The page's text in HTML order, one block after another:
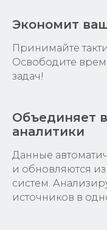
Экономит
Принимайте
Освободите
задач!
Объединяет
аналитики
Данные
и обновляются
систем.
источников в